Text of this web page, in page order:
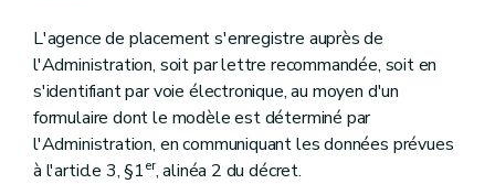
L'agence de placement s'enregistre auprès de
l'Administration, soit par lettre recommandée, soit en
s'identifiant par voie électronique, au moyen d'un
formulaire dont le modèle est déterminé par
l'Administration, en communiquant les données prévues
à l'article 3, §1er, alinéa 2 du décret.